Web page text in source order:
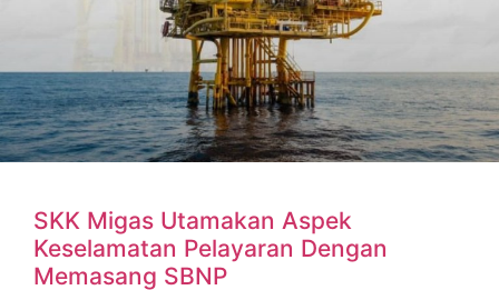
SKK Migas Utamakan Aspek
Keselamatan Pelayaran Dengan
Memasang SBNP